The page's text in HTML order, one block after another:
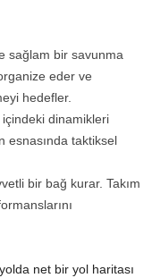
sağlam bir savunma
eder ve
hedefler.
dinamikleri
esnasında taktiksel
bir bağ kurar. Takım
net bir yol haritası